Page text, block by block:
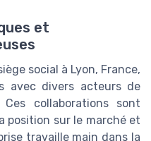
et
social à Lyon, France,
avec divers acteurs de
collaborations sont
position sur le marché et
travaille main dans la